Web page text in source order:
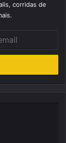
corridas de